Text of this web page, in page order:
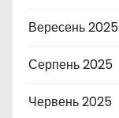
Вересень 2025
Серпень 2025
Червень 2025